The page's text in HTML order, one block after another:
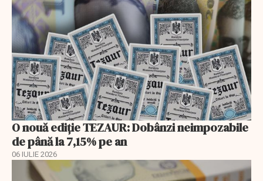
O nouă ediție TEZAUR: Dobânzi neimpozabile
de până la 7,15% pe an
06 IULIE 2026